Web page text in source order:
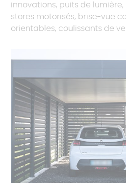
innovations, puits de
stores motorisés, brise-vue
orientables, coulissants de